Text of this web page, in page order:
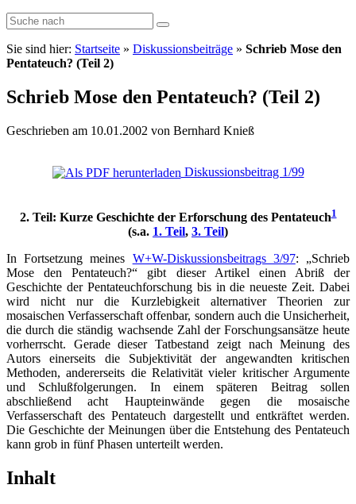
Sie sind hier: Startseite » Diskussionsbeiträge » Schrieb Mose den
Pentateuch? (Teil 2)
Schrieb Mose den Pentateuch? (Teil 2)
Geschrieben am 10.01.2002 von Bernhard Knieß
Diskussionsbeitrag 1/99
2. Teil: Kurze Geschichte der Erforschung des Pentateuch1
(s.a. 1. Teil, 3. Teil)
In Fortsetzung meines W+W-Diskussionsbeitrags 3/97: „Schrieb
Mose den Pentateuch?“ gibt dieser Artikel einen Abriß der
Geschichte der Pentateuchforschung bis in die neueste Zeit. Dabei
wird nicht nur die Kurzlebigkeit alternativer Theorien zur
mosaischen Verfasserschaft offenbar, sondern auch die Unsicherheit,
die durch die ständig wachsende Zahl der Forschungsansätze heute
vorherrscht. Gerade dieser Tatbestand zeigt nach Meinung des
Autors einerseits die Subjektivität der angewandten kritischen
Methoden, andererseits die Relativität vieler kritischer Argumente
und Schlußfolgerungen. In einem späteren Beitrag sollen
abschließend acht Haupteinwände gegen die mosaische
Verfasserschaft des Pentateuch dargestellt und entkräftet werden.
Die Geschichte der Meinungen über die Entstehung des Pentateuch
kann grob in fünf Phasen unterteilt werden.
Inhalt